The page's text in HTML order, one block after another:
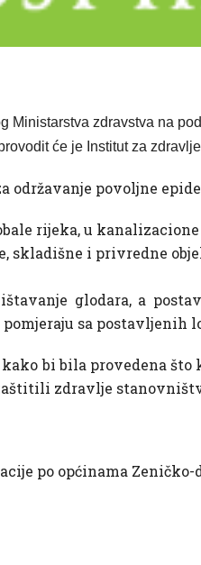
Ministarstva zdravstva na
će je Institut za
održavanje povoljne
rijeka, u
skladišne i privredne
glodara, a
pomjeraju sa postavljenih
bi bila provedena
zdravlje
po općinama Zeničko-